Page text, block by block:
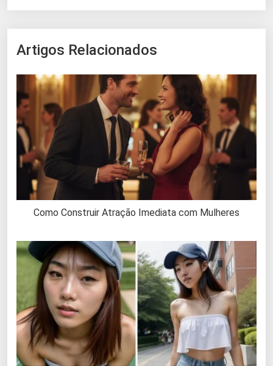
Artigos Relacionados
Como Construir Atração Imediata com Mulheres